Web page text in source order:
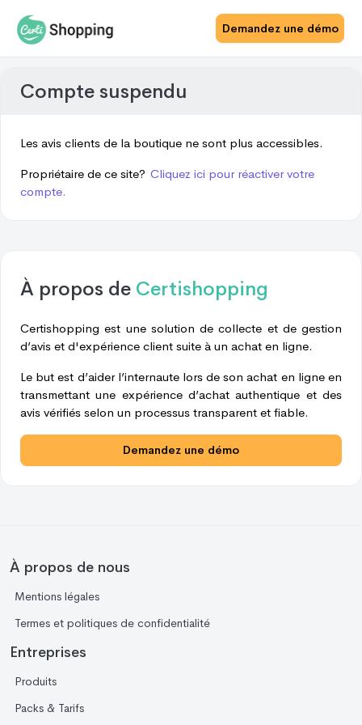
Demandez une démo
Compte suspendu
Les avis clients de la boutique ne sont plus accessibles.
Propriétaire de ce site? Cliquez ici pour réactiver votre
compte.
À propos de Certishopping
Certishopping est une solution de collecte et de gestion
d’avis et d'expérience client suite à un achat en ligne.
Le but est d’aider l’internaute lors de son achat en ligne en
transmettant une expérience d’achat authentique et des
avis vérifiés selon un processus transparent et fiable.
Demandez une démo
À propos de nous
Mentions légales
Termes et politiques de confidentialité
Entreprises
Produits
Packs & Tarifs